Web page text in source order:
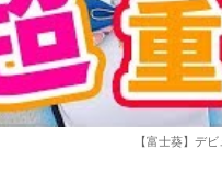
【富士葵】デ